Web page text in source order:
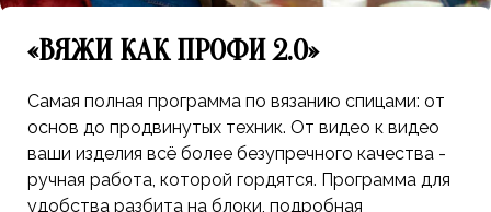
«ВЯЖИ КАК ПРОФИ 2.0»
Самая полная программа по вязанию спицами: от
основ до продвинутых техник. От видео к видео
ваши изделия всё более безупречного качества -
ручная работа, которой гордятся. Программа для
удобства разбита на блоки, подробная